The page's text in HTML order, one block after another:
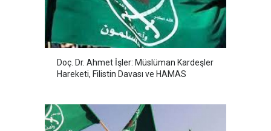
Doç. Dr. Ahmet İşler: Müslüman Kardeşler
Hareketi, Filistin Davası ve HAMAS